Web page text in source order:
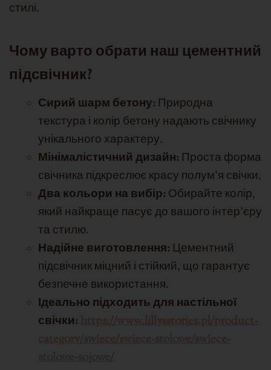
стилі.
Чому варто обрати наш цементний
підсвічник?
Сирий шарм бетону: Природна
текстура і колір бетону надають свічнику
унікального характеру.
Мінімалістичний дизайн: Проста форма
свічника підкреслює красу полум'я свічки.
Два кольори на вибір: Обирайте колір,
який найкраще пасує до вашого інтер'єру
та стилю.
Надійне виготовлення: Цементний
підсвічник міцний і стійкий, що гарантує
безпечне використання.
Ідеально підходить для настільної
свічки: